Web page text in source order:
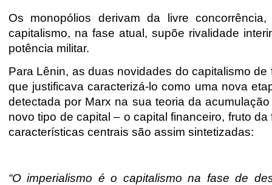
Os monopólios derivam da livre
capitalismo, na fase atual, supõe rivalidade
potência militar.
Para Lênin, as duas novidades do capitalismo
que justificava caracterizá-lo como uma nova
detectada por Marx na sua teoria da
novo tipo de capital – o capital financeiro, fruto
características centrais são assim sintetizadas:
“O imperialismo é o capitalismo na fase de